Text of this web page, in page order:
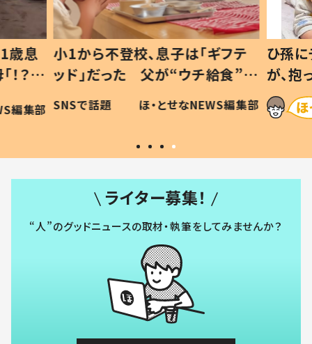
歳息
？」
編集部
小1から不登校、息子は「ギフテ
ッド」だった 父が“ウチ給食”を
作り続ける理由とは #令和の親
#令和の子
SNSで話題 ほ・とせなNEWS編集部
ひ孫
が、
「涙が
い」
ライター募集！
“人”のグッドニュースの取材・執筆をしてみませんか？